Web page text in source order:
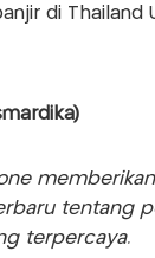
di Thailand
tentang
terpercaya.